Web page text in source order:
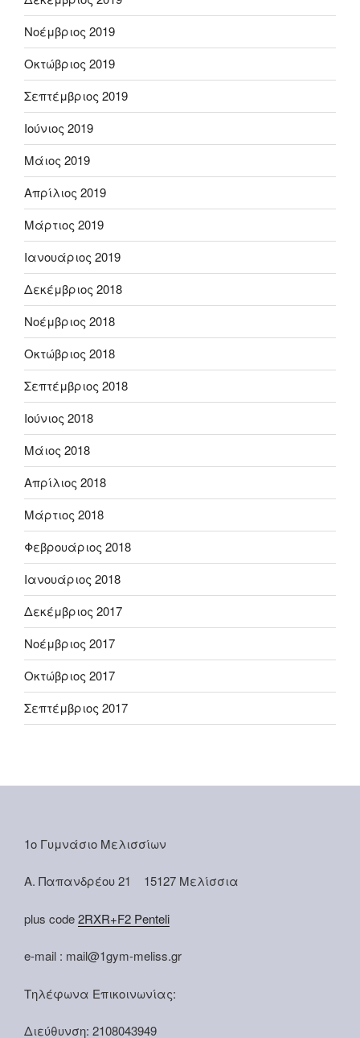
Νοέμβριος 2019
Οκτώβριος 2019
Σεπτέμβριος 2019
Ιούνιος 2019
Μάιος 2019
Απρίλιος 2019
Μάρτιος 2019
Ιανουάριος 2019
Δεκέμβριος 2018
Νοέμβριος 2018
Οκτώβριος 2018
Σεπτέμβριος 2018
Ιούνιος 2018
Μάιος 2018
Απρίλιος 2018
Μάρτιος 2018
Φεβρουάριος 2018
Ιανουάριος 2018
Δεκέμβριος 2017
Νοέμβριος 2017
Οκτώβριος 2017
Σεπτέμβριος 2017
1ο Γυμνάσιο Μελισσίων
Α. Παπανδρέου 21 15127 Μελίσσια
plus code2RXR+F2 Penteli
e-mail : mail@1gym-meliss.gr
Τηλέφωνα Επικοινωνίας:
Διεύθυνση: 2108043949